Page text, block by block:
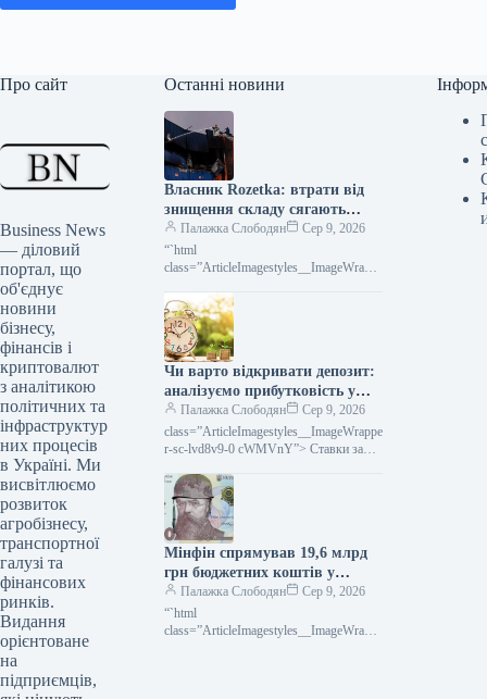
Про сайт
Business News
— діловий
портал, що
об'єднує
новини
бізнесу,
фінансів і
криптовалют
з аналітикою
політичних та
інфраструктур
них процесів
в Україні. Ми
висвітлюємо
розвиток
агробізнесу,
транспортної
галузі та
фінансових
ринків.
Видання
орієнтоване
на
підприємців,
Останні новини
Власник Rozetka: втрати від
знищення складу сягають
мільярдів гривень
Палажка Слободян
Сер 9, 2026
“`html
class=”ArticleImagestyles__ImageWrappe
src="/wp-
content/uploads/2026/08/cb2b6149ecf674
28173c470a7e114f83.jpg" alt="5 серпня
три балістичні ракети рф зруйнували
найбільший розподільчий складський
комплекс Rozetka в
Чи варто відкривати депозит:
аналізуємо прибутковість у
нинішніх умовах
Палажка Слободян
Сер 9, 2026
class=”ArticleImagestyles__ImageWrappe
r-sc-lvd8v9-0 cWMVnY”> Ставки за
ставки Національним банком поки не
транслювалося у зростання ставок
Мінфін спрямував 19,6 млрд
грн бюджетних коштів у
липні: головні трансферти
Палажка Слободян
Сер 9, 2026
“`html
class=”ArticleImagestyles__ImageWrappe